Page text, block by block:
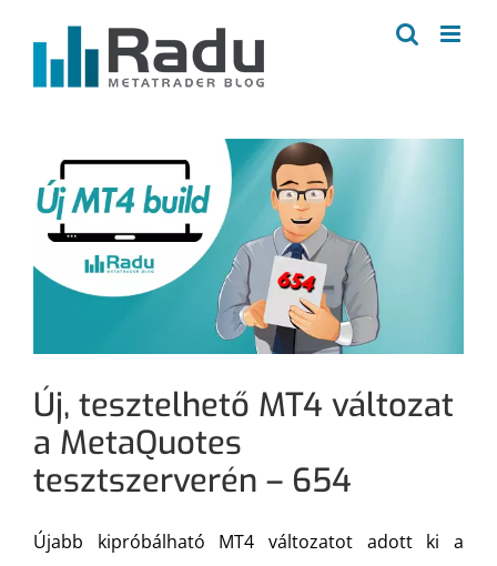
Új, tesztelhető MT4 változat
a MetaQuotes
tesztszerverén – 654
Újabb kipróbálható MT4 változatot adott ki a